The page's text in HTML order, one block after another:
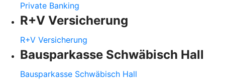
Private Banking
R+V Versicherung
R+V Versicherung
Bausparkasse Schwäbisch Hall
Bausparkasse Schwäbisch Hall